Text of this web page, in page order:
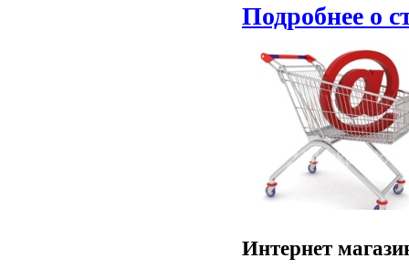
Подробнее о
Интернет